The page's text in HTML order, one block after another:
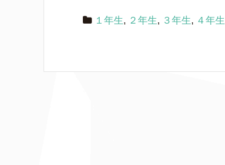
１年生, ２年生, ３年生, ４年生